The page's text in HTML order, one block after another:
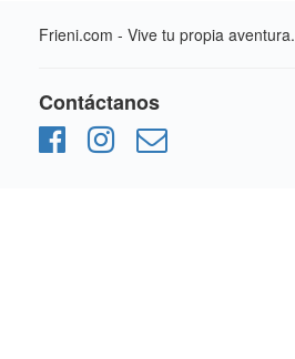
Frieni.com - Vive tu propia aventura.
Contáctanos